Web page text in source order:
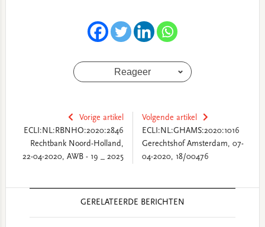
Reageer
Vorige artikel
ECLI:NL:RBNHO:2020:2846
Rechtbank Noord-Holland,
22-04-2020, AWB - 19 _ 2025
Volgende artikel
ECLI:NL:GHAMS:2020:1016
Gerechtshof Amsterdam, 07-
04-2020, 18/00476
GERELATEERDE BERICHTEN